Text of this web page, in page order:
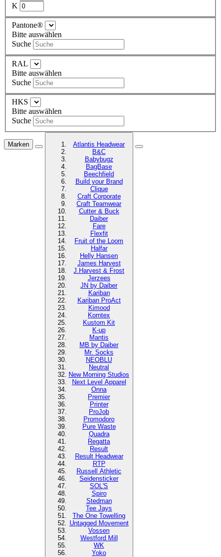
K
Pantone®
Bitte auswählen
Suche
RAL
Bitte auswählen
Suche
HKS
Bitte auswählen
Suche
Marken
Atlantis Headwear
B&C
Babybugz
BagBase
Beechfield
Build your Brand
Clique
Craft Corporate
Craft Teamwear
Cutter & Buck
Daiber
Fare
Flexfit
Fruit of the Loom
Halfar
Helly Hansen
James Harvest
J.Harvest & Frost
Jerzees
JN by Daiber
Kariban
Kariban ProAct
Kimood
Korntex
Kustom Kit
K-up
Mantis
MB by Daiber
Mr. Socks
NEOBLU
Neutral
New Morning Studios
Next Level Apparel
Onna
Premier
Printer
ProJob
Promodoro
Pure Waste
Quadra
Regatta
Result
Result Headwear
RTP
Russell Athletic
Seidensticker
SOL'S
Spiro
Stedman
Tee Jays
The One Towelling
Untagged Movement
Vossen
Westford Mill
WK
Yoko